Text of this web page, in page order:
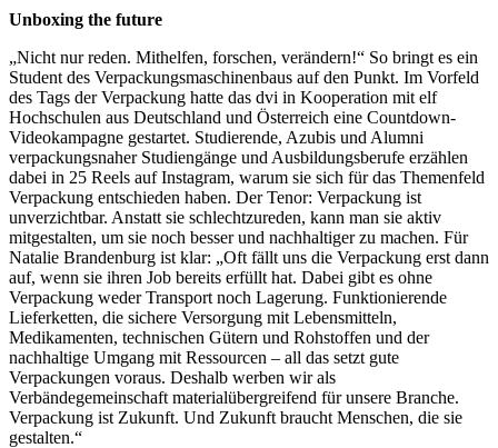
Unboxing the future
„Nicht nur reden. Mithelfen, forschen, verändern!“ So bringt es ein
Student des Verpackungsmaschinenbaus auf den Punkt. Im Vorfeld
des Tags der Verpackung hatte das dvi in Kooperation mit elf
Hochschulen aus Deutschland und Österreich eine Countdown-
Videokampagne gestartet. Studierende, Azubis und Alumni
verpackungsnaher Studiengänge und Ausbildungsberufe erzählen
dabei in 25 Reels auf Instagram, warum sie sich für das Themenfeld
Verpackung entschieden haben. Der Tenor: Verpackung ist
unverzichtbar. Anstatt sie schlechtzureden, kann man sie aktiv
mitgestalten, um sie noch besser und nachhaltiger zu machen. Für
Natalie Brandenburg ist klar: „Oft fällt uns die Verpackung erst dann
auf, wenn sie ihren Job bereits erfüllt hat. Dabei gibt es ohne
Verpackung weder Transport noch Lagerung. Funktionierende
Lieferketten, die sichere Versorgung mit Lebensmitteln,
Medikamenten, technischen Gütern und Rohstoffen und der
nachhaltige Umgang mit Ressourcen – all das setzt gute
Verpackungen voraus. Deshalb werben wir als
Verbändegemeinschaft materialübergreifend für unsere Branche.
Verpackung ist Zukunft. Und Zukunft braucht Menschen, die sie
gestalten.“